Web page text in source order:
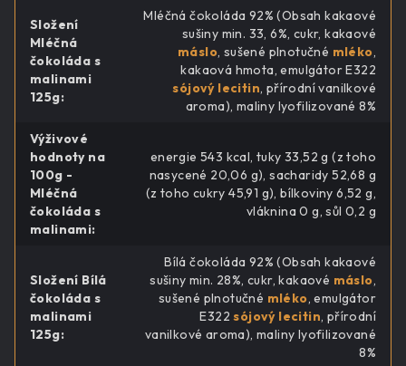
Složení
Mléčná
čokoláda s
malinami
125g:
Mléčná čokoláda 92% (Obsah kakaové
sušiny min. 33, 6%, cukr, kakaové
máslo, sušené plnotučné mléko,
kakaová hmota, emulgátor E322
sójový lecitin, přírodní vanilkové
aroma), maliny lyofilizované 8%
Výživové
hodnoty na
100g -
Mléčná
čokoláda s
malinami:
energie 543 kcal, tuky 33,52 g (z toho
nasycené 20,06 g), sacharidy 52,68 g
(z toho cukry 45,91 g), bílkoviny 6,52 g,
vláknina 0 g, sůl 0,2 g
Složení Bílá
čokoláda s
malinami
125g:
Bílá čokoláda 92% (Obsah kakaové
sušiny min. 28%, cukr, kakaové máslo,
sušené plnotučné mléko, emulgátor
E322sójový lecitin, přírodní
vanilkové aroma), maliny lyofilizované
8%